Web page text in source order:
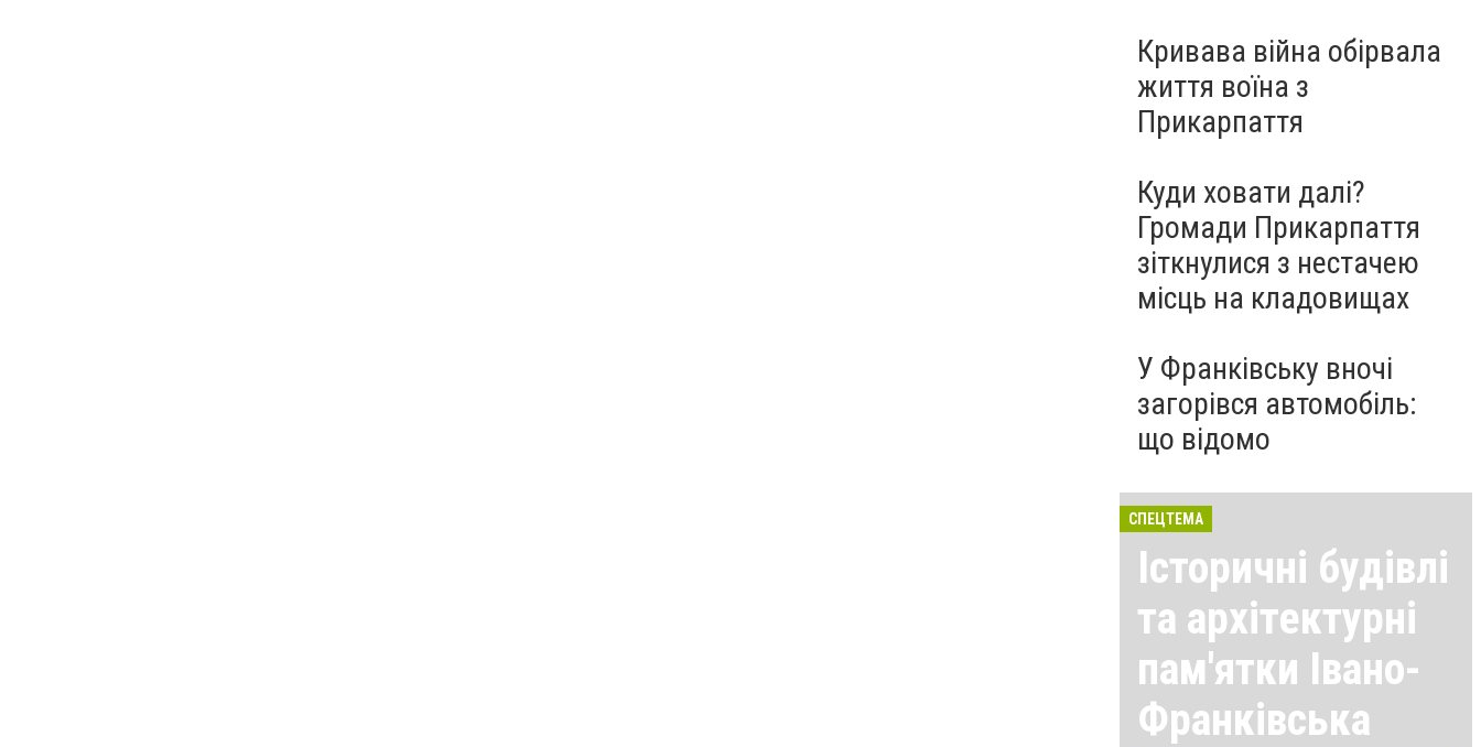
Кривава війна обірвала
життя воїна з
Прикарпаття
Куди ховати далі?
Громади Прикарпаття
зіткнулися з нестачею
місць на кладовищах
У Франківську вночі
загорівся автомобіль:
що відомо
СПЕЦТЕМА
Історичні будівлі
та архітектурні
пам'ятки Івано-
Франківська